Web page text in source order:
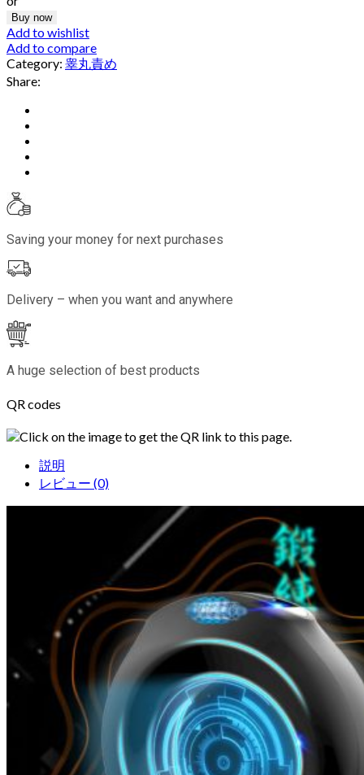
Buy now
Add to wishlist
Add to compare
Category: 睾丸責め
Share:
Saving your money for next purchases
Delivery – when you want and anywhere
A huge selection of best products
QR codes
Click on the image to get the QR link to this page.
説明
レビュー (0)